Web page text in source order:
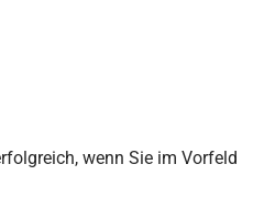
wenn Sie im Vorfeld